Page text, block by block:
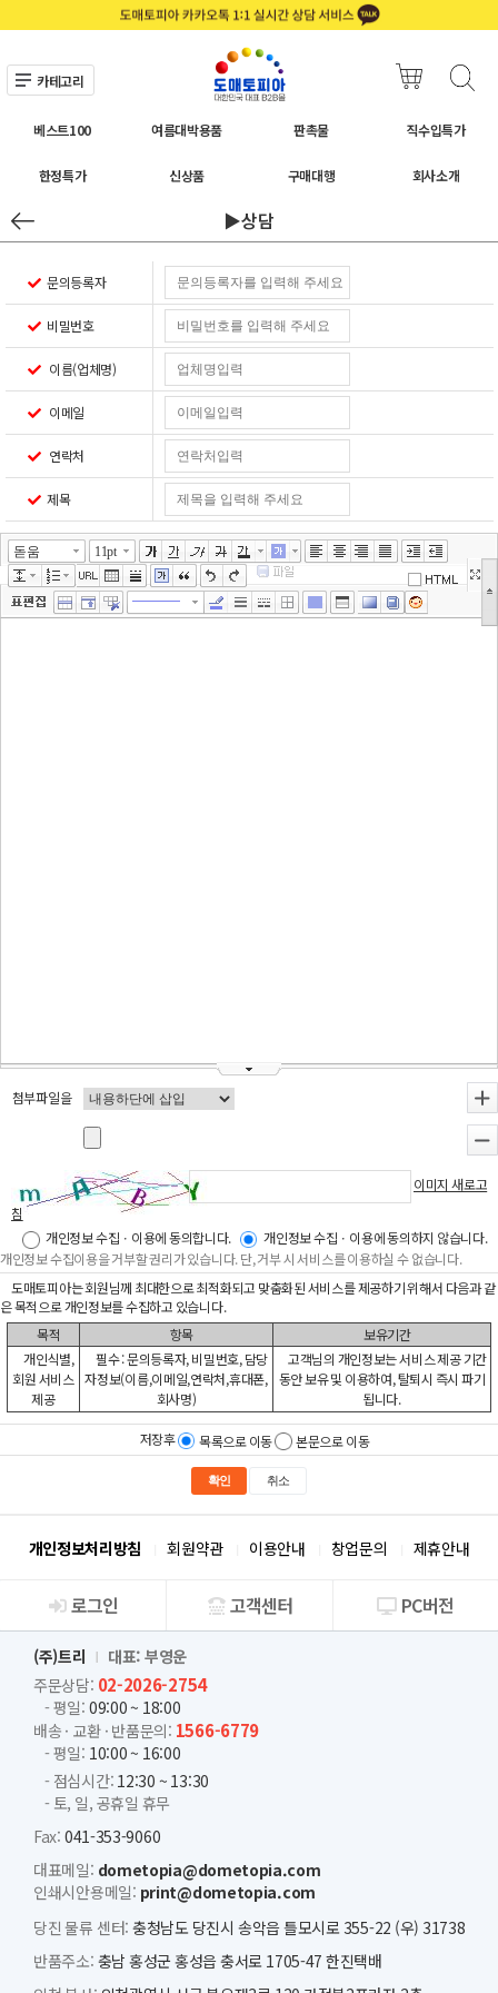
카테고리
베스트100 여름대박용품 판촉물 직수입특가
한정특가 신상품 구매대행 회사소개
▶상담
문의등록자
비밀번호
이름(업체명)
이메일
연락처
제목
돋움 11pt
첨부파일을
이미지 새로고
침
개인정보 수집ㆍ이용에 동의합니다.
개인정보 수집ㆍ이용에 동의하지 않습니다.
개인정보 수집이용을 거부할 권리가 있습니다. 단, 거부 시 서비스를 이용하실 수 없습니다.
도매토피아는 회원님께 최대한으로 최적화되고 맞춤화된 서비스를 제공하기 위해서 다음과 같
은 목적으로 개인정보를 수집하고 있습니다.
목적
항목
보유기간
개인식별,
회원 서비스
제공
필수 : 문의등록자, 비밀번호, 담당
자정보(이름,이메일,연락처,휴대폰,
회사명)
고객님의 개인정보는 서비스 제공 기간
동안 보유 및 이용하여, 탈퇴시 즉시 파기
됩니다.
저장후 목록으로 이동 본문으로 이동
확인 취소
개인정보처리방침 회원약관 이용안내 창업문의 제휴안내
회사소개
로그인 고객센터 PC버전
(주)트리
대표: 부영운
주문상담: 02-2026-2754
- 평일: 09:00 ~ 18:00
배송 · 교환 · 반품문의: 1566-6779
- 평일: 10:00 ~ 16:00
- 점심시간: 12:30 ~ 13:30
- 토, 일, 공휴일 휴무
Fax: 041-353-9060
대표메일: dometopia@dometopia.com
인쇄시안용메일: print@dometopia.com
당진 물류 센터: 충청남도 당진시 송악읍 틀모시로 355-22 (우) 31738
반품주소: 충남 홍성군 홍성읍 충서로 1705-47 한진택배